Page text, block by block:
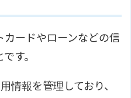
ードやローンなどの信
す。
情報を管理しており、